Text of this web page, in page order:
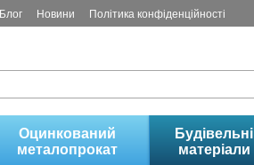
Блог Новини Політика конфіденційності
Оцинкований
металопрокат
Будівельні
матеріали